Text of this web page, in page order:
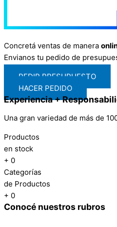
Concretá ventas de manera
Envianos tu pedido de
PEDIR PRESUPUESTO
HACER PEDIDO
Experiencia +
Una gran variedad de más de
Productos
en stock
+ 0
Categorías
de Productos
+ 0
Conocé nuestros rubros